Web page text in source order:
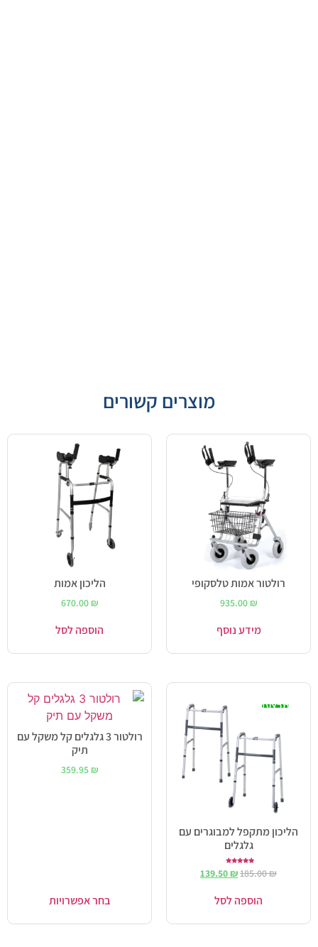
מוצרים קשורים
רולטור אמות טלסקופי
935.00 ₪
מידע נוסף
הליכון אמות
670.00 ₪
הוספה לסל
מבצע!
הליכון מתקפל למבוגרים עם
גלגלים
5.00
מתוך 5
185.00₪
139.50₪
הוספה לסל
רולטור 3 גלגלים קל משקל עם
תיק
359.95 ₪
בחר אפשרויות